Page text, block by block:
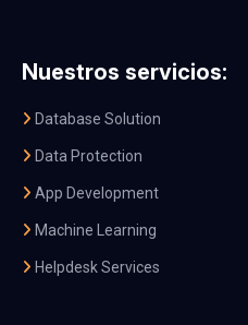
Nuestros servicios:
Database Solution
Data Protection
App Development
Machine Learning
Helpdesk Services